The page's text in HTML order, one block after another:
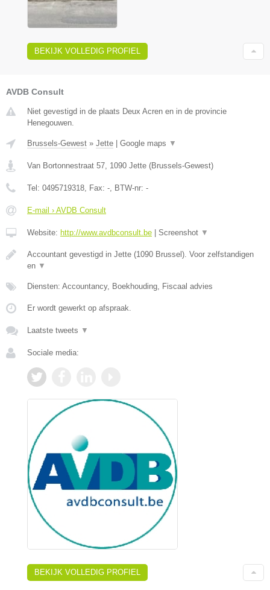
BEKIJK VOLLEDIG PROFIEL
AVDB Consult
Niet gevestigd in de plaats Deux Acren en in de provincie
Henegouwen.
Brussels-Gewest » Jette | Google maps ▼
Van Bortonnestraat 57 1090 Jette (Brussels-Gewest)
Tel: 0495719318 , Fax: - , BTW-nr: -
E-mail › AVDB Consult
Website: http://www.avdbconsult.be | Screenshot ▼
Accountant gevestigd in Jette (1090 Brussel). Voor zelfstandigen
en ▼
Diensten: Accountancy, Boekhouding, Fiscaal advies
Er wordt gewerkt op afspraak.
Laatste tweets ▼
Sociale media:
BEKIJK VOLLEDIG PROFIEL